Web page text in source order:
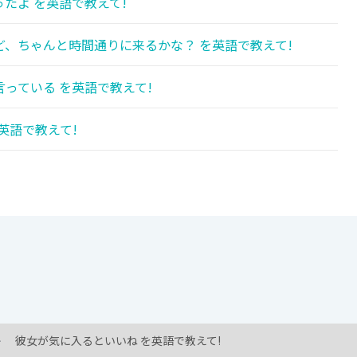
ちゃんと時間通りに来るかな？ を英語で教えて!
ている を英語で教えて!
語で教えて!
彼女が気に入るといいね を英語で教えて!